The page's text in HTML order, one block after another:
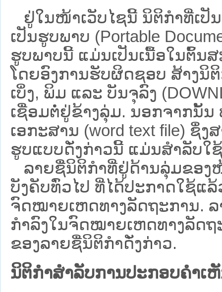
ຢູ່ໃນໜ້າ​ເວັບ​ໄຊ​ນີ້ ນິຕິກຳທີ່ເປັ
ເປັນຮູບພາບ (Portable
ຮູບພາບນີ້ ແມ່ນເປັນເນື້ອໃນຕົ້ນ
ໂດຍອົງການຮັບຜິດຊອບ ສ້າງນິ
ເບິ່ງ, ພິມ ແລະ ບັນຈຸລົງ
ເຊື່ອມຕໍ່ຢູ່ຂ້າງລຸ່ມ. ນອກຈາກນັ້ນ
ເອກະສານ (word text file) ຊຶ່
ຮູບແບບດັ່ງກ່າວນີ້ ແມ່ນສຳລັບໃ
ລາຍຊື່ນິຕິກຳທີ່ຢູ່ດ້ານລຸ່ມຂອງ
ບັງຄັບທົ່ວໄປ ທີ່ໄດ້ປະກາດໃຊ້ແ
ຈົດໝາຍເຫດທາງລັດຖະການ.
ກຳລົງໃນຈົດໝາຍເຫດທາງລັດ
ຂອງລາຍຊື່ນິຕິກໍາດັ່ງກ່າວ.
ນິຕິກຳສຳລັບການປະກອບຄຳເ